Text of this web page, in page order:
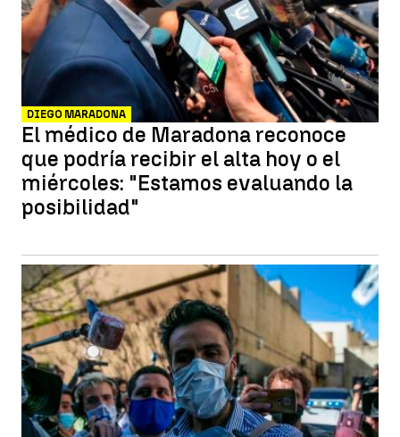
DIEGO MARADONA
El médico de Maradona reconoce
que podría recibir el alta hoy o el
miércoles: "Estamos evaluando la
posibilidad"